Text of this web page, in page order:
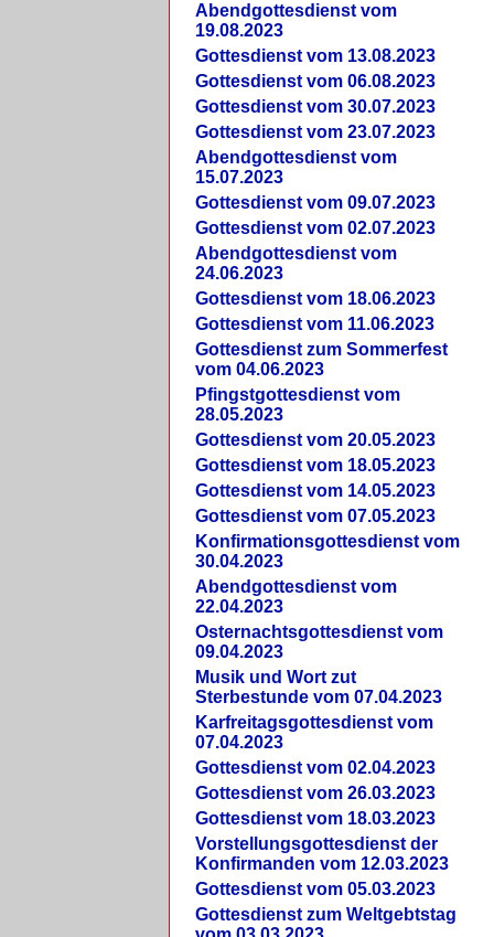
Abendgottesdienst vom
19.08.2023
Gottesdienst vom 13.08.2023
Gottesdienst vom 06.08.2023
Gottesdienst vom 30.07.2023
Gottesdienst vom 23.07.2023
Abendgottesdienst vom
15.07.2023
Gottesdienst vom 09.07.2023
Gottesdienst vom 02.07.2023
Abendgottesdienst vom
24.06.2023
Gottesdienst vom 18.06.2023
Gottesdienst vom 11.06.2023
Gottesdienst zum Sommerfest
vom 04.06.2023
Pfingstgottesdienst vom
28.05.2023
Gottesdienst vom 20.05.2023
Gottesdienst vom 18.05.2023
Gottesdienst vom 14.05.2023
Gottesdienst vom 07.05.2023
Konfirmationsgottesdienst vom
30.04.2023
Abendgottesdienst vom
22.04.2023
Osternachtsgottesdienst vom
09.04.2023
Musik und Wort zut
Sterbestunde vom 07.04.2023
Karfreitagsgottesdienst vom
07.04.2023
Gottesdienst vom 02.04.2023
Gottesdienst vom 26.03.2023
Gottesdienst vom 18.03.2023
Vorstellungsgottesdienst der
Konfirmanden vom 12.03.2023
Gottesdienst vom 05.03.2023
Gottesdienst zum Weltgebtstag